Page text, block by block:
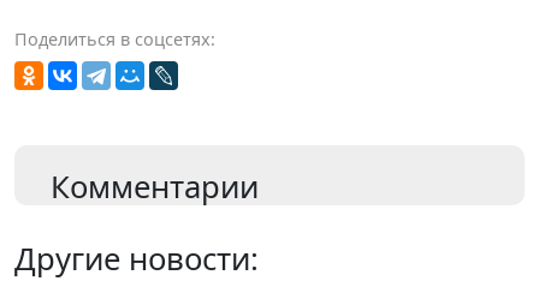
Поделиться в соцсетях:
Комментарии
Другие новости: